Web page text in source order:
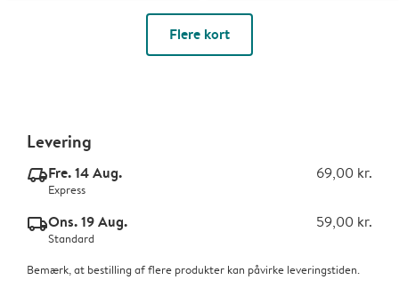
Flere kort
Levering
delivery_express_v2Fre. 14 Aug. 69,00 kr.
Express
delivery_standard_v2Ons. 19 Aug. 59,00 kr.
Standard
Bemærk, at bestilling af flere produkter kan påvirke leveringstiden.